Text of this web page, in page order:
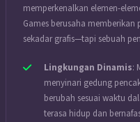
memperkenalkan elemen-
Games berusaha
sekadar grafis—tapi sebuah
Lingkungan Dinamis:
menyinari gedung
berubah sesuai waktu
terasa hidup dan